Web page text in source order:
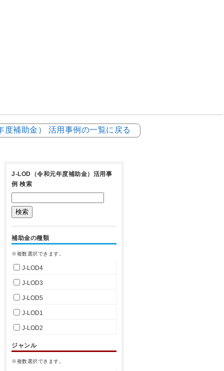
度補助金） 活用事例の一覧に戻る
J-LOD（令和元年度補助金）活用事
例 検索
補助金の種類
※複数選択できます。
J-LOD4
J-LOD3
J-LOD5
J-LOD1
J-LOD2
ジャンル
※複数選択できます。